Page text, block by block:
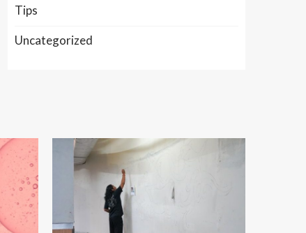
Tips
Uncategorized